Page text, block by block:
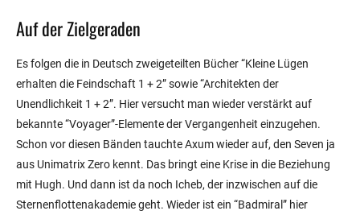
Auf der Zielgeraden
Es folgen die in Deutsch zweigeteilten Bücher “Kleine Lügen
erhalten die Feindschaft 1 + 2” sowie “Architekten der
Unendlichkeit 1 + 2”. Hier versucht man wieder verstärkt auf
bekannte “Voyager”-Elemente der Vergangenheit einzugehen.
Schon vor diesen Bänden tauchte Axum wieder auf, den Seven ja
aus Unimatrix Zero kennt. Das bringt eine Krise in die Beziehung
mit Hugh. Und dann ist da noch Icheb, der inzwischen auf die
Sternenflottenakademie geht. Wieder ist ein “Badmiral” hier